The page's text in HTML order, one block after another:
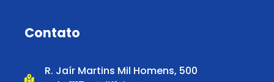
Contato
R. Jaír Martins Mil Homens, 500